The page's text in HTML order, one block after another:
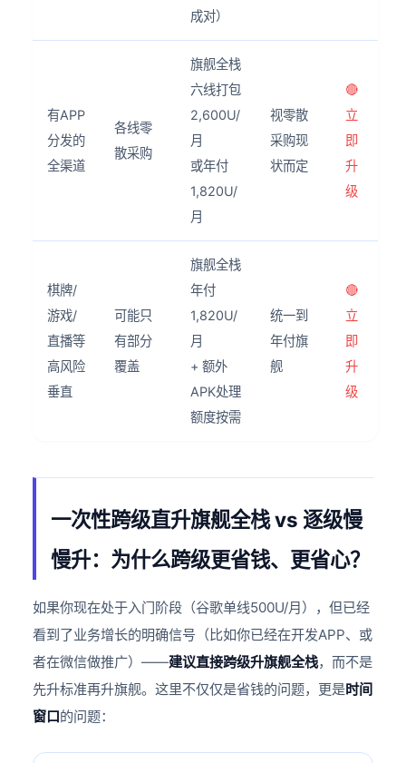
成对）
有APP
分发的
全渠道
各线零
散采购
旗舰全栈
六线打包
2,600U/
月
或年付
1,820U/
月
视零散
采购现
状而定
🔴
立
即
升
级
棋牌/
游戏/
直播等
高风险
垂直
可能只
有部分
覆盖
旗舰全栈
年付
1,820U/
月
+ 额外
APK处理
额度按需
统一到
年付旗
舰
🔴
立
即
升
级
一次性跨级直升旗舰全栈 vs 逐级慢
慢升：为什么跨级更省钱、更省心？
如果你现在处于入门阶段（谷歌单线500U/月），但已经
看到了业务增长的明确信号（比如你已经在开发APP、或
者在微信做推广）——建议直接跨级升旗舰全栈，而不是
先升标准再升旗舰。这里不仅仅是省钱的问题，更是时间
窗口的问题：